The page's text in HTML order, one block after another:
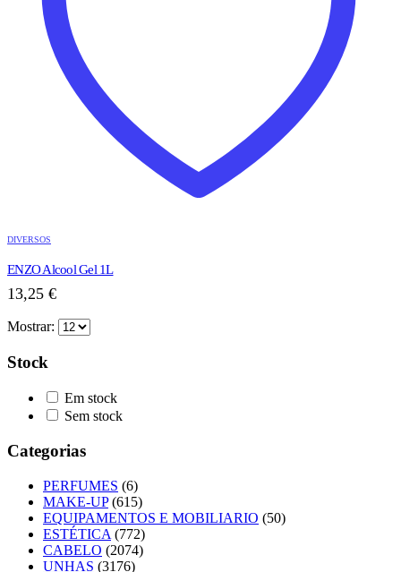
DIVERSOS
ENZO Alcool Gel 1L
13,25 €
Mostrar:
Stock
Em stock
Sem stock
Categorias
PERFUMES (6)
MAKE-UP (615)
EQUIPAMENTOS E MOBILIARIO (50)
ESTÉTICA (772)
CABELO (2074)
UNHAS (3176)